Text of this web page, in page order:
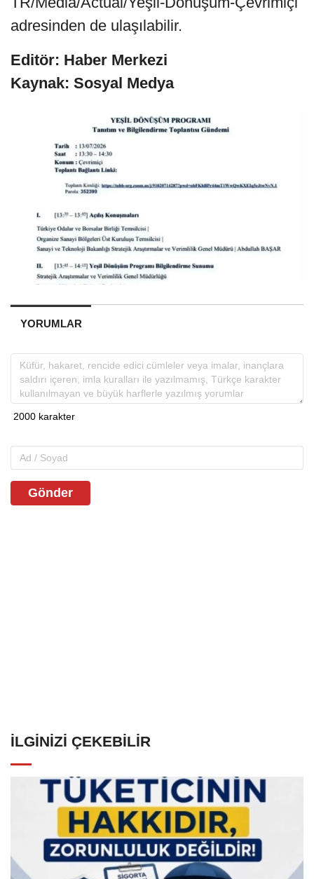
adresinden de ulaşılabilir.
Editör: Haber Merkezi
Kaynak: Sosyal Medya
YORUMLAR
Gönder
İLGINIZI ÇEKEBILIR